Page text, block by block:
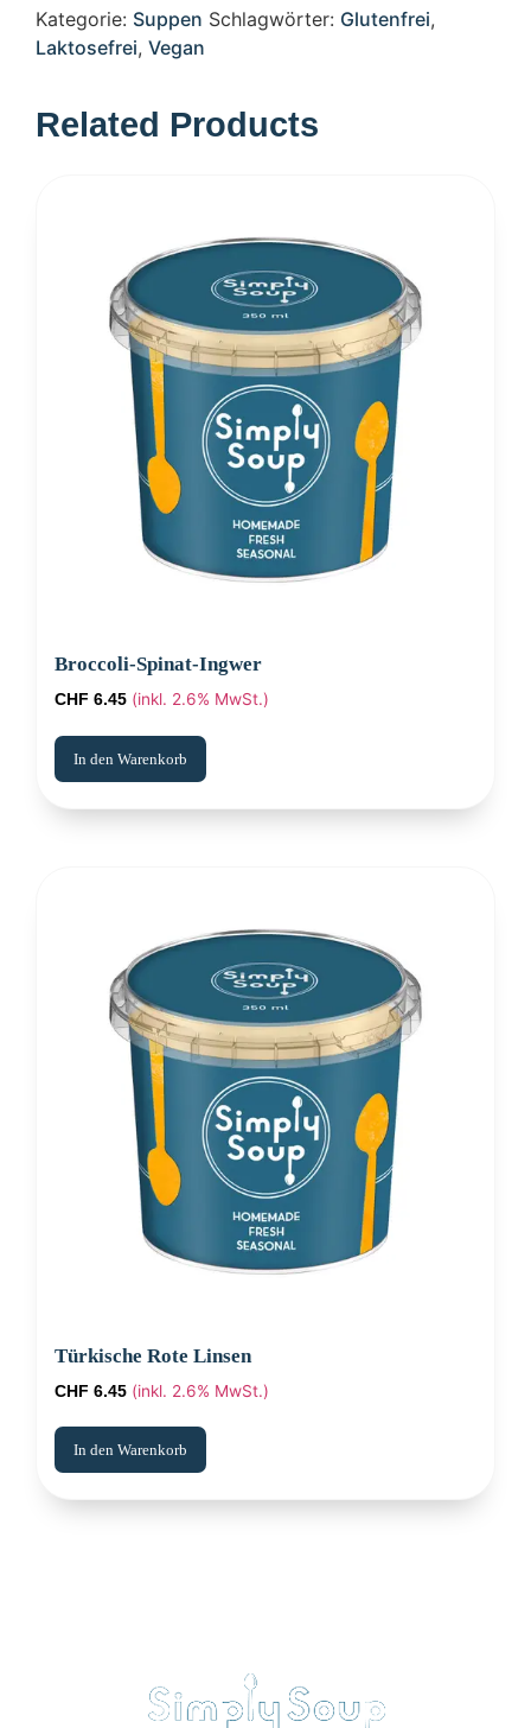
Kategorie: Suppen Schlagwörter: Glutenfrei,
Laktosefrei, Vegan
Broccoli-Spinat-Ingwer
CHF 6.45 (inkl. 2.6% MwSt.)
In den Warenkorb
Türkische Rote Linsen
CHF 6.45 (inkl. 2.6% MwSt.)
In den Warenkorb